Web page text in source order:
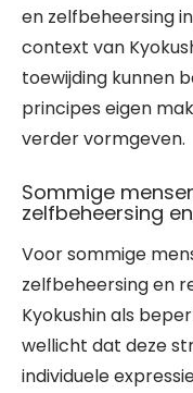
en zelfbeheersing
context van
toewijding kunnen
principes eigen
verder vormgeven.
Sommige
zelfbeheersing
Voor sommige
zelfbeheersing en
Kyokushin als
wellicht dat deze
individuele